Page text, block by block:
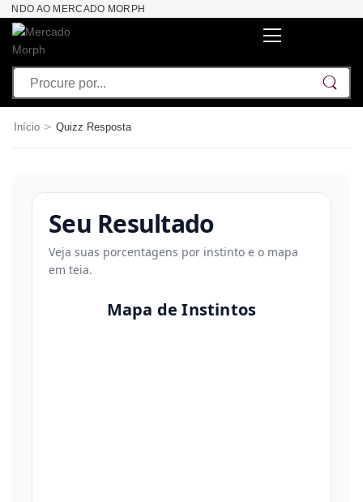
AO MERCADO MORPH
Início > Quizz Resposta
Seu Resultado
Veja suas porcentagens por instinto e o mapa
em teia.
Mapa de Instintos